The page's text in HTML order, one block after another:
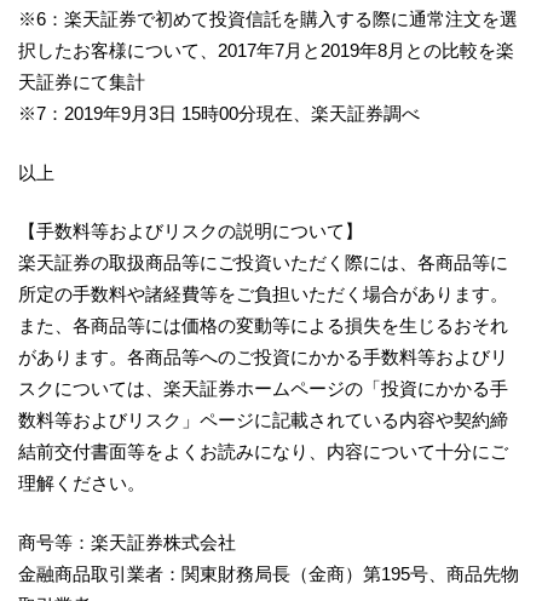
※6：楽天証券で初めて投資信託を購入する際に通常注文を選
択したお客様について、2017年7月と2019年8月との比較を楽
天証券にて集計
※7：2019年9月3日 15時00分現在、楽天証券調べ
以上
【手数料等およびリスクの説明について】
楽天証券の取扱商品等にご投資いただく際には、各商品等に
所定の手数料や諸経費等をご負担いただく場合があります。
また、各商品等には価格の変動等による損失を生じるおそれ
があります。各商品等へのご投資にかかる手数料等およびリ
スクについては、楽天証券ホームページの「投資にかかる手
数料等およびリスク」ページに記載されている内容や契約締
結前交付書面等をよくお読みになり、内容について十分にご
理解ください。
商号等：楽天証券株式会社
金融商品取引業者：関東財務局長（金商）第195号、商品先物